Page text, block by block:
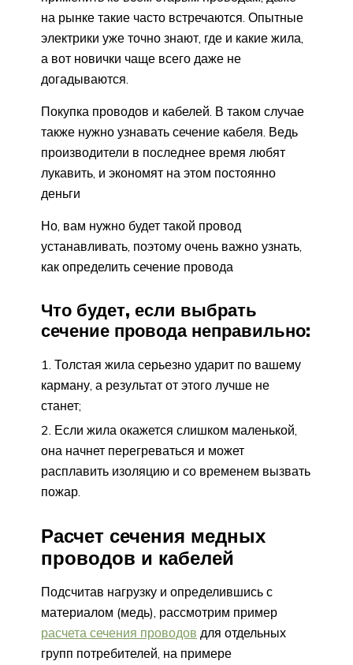
на рынке такие часто встречаются. Опытные
электрики уже точно знают, где и какие жила,
а вот новички чаще всего даже не
догадываются.
Покупка проводов и кабелей. В таком случае
также нужно узнавать сечение кабеля. Ведь
производители в последнее время любят
лукавить, и экономят на этом постоянно
деньги
Но, вам нужно будет такой провод
устанавливать, поэтому очень важно узнать,
как определить сечение провода
Что будет, если выбрать
сечение провода неправильно:
Толстая жила серьезно ударит по вашему
карману, а результат от этого лучше не
станет;
Если жила окажется слишком маленькой,
она начнет перегреваться и может
расплавить изоляцию и со временем вызвать
пожар.
Расчет сечения медных
проводов и кабелей
Подсчитав нагрузку и определившись с
материалом (медь), рассмотрим пример
расчета сечения проводов для отдельных
групп потребителей, на примере